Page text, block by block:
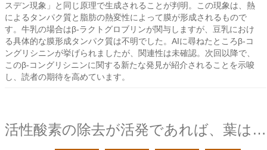
スデン現象」と同じ原理で生成されることが判明。この現象は、熱
によるタンパク質と脂肪の熱変性によって膜が形成されるもので
す。牛乳の場合はβ-ラクトグロブリンが関与しますが、豆乳におけ
る具体的な膜形成タンパク質は不明でした。AIに尋ねたところβ-コ
ングリシニンが挙げられましたが、関連性は未確認。次回以降で、
このβ-コングリシニンに関する新たな発見が紹介されることを示唆
し、読者の期待を高めています。
活性酸素の除去が活発であれば、葉は寒さに当たっても紫色の色素を合成しないのか？